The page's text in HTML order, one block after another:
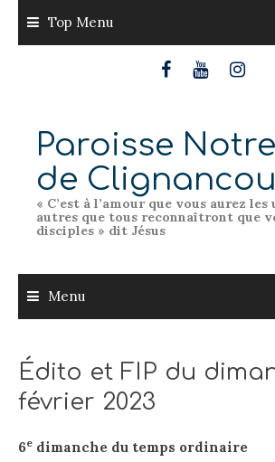
content
Top Menu
Paroisse
de
« C’est à l’amour que vous aurez
autres que tous reconnaîtront que
disciples » dit Jésus
Menu
Édito et FIP du
février 2023
6e dimanche du temps ordinaire